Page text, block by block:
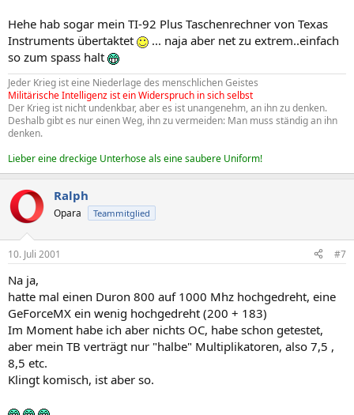
Hehe hab sogar mein TI-92 Plus Taschenrechner von Texas
Instruments übertaktet
... naja aber net zu extrem..einfach
so zum spass halt
Jeder Krieg ist eine Niederlage des menschlichen Geistes
Militärische Intelligenz ist ein Widerspruch in sich selbst
Der Krieg ist nicht undenkbar, aber es ist unangenehm, an ihn zu denken.
Deshalb gibt es nur einen Weg, ihn zu vermeiden: Man muss ständig an ihn
denken.
Lieber eine dreckige Unterhose als eine saubere Uniform!
Ralph
Opara Teammitglied
10. Juli 2001 #7
Na ja,
hatte mal einen Duron 800 auf 1000 Mhz hochgedreht, eine
GeForceMX ein wenig hochgedreht (200 + 183)
Im Moment habe ich aber nichts OC, habe schon getestet,
aber mein TB verträgt nur "halbe" Multiplikatoren, also 7,5 ,
8,5 etc.
Klingt komisch, ist aber so.